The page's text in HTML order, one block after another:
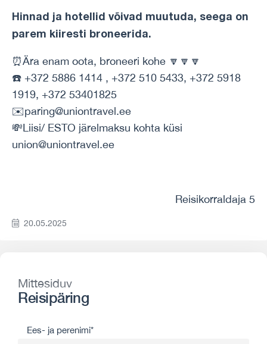
Hinnad ja hotellid võivad muutuda, seega on
parem kiiresti broneerida.
⏰Ära enam oota, broneeri kohe 🔽🔽🔽
☎️ +372 5886 1414 , +372 510 5433, +372 5918
1919, +372 53401825
✉️paring@uniontravel.ee
💸Liisi/ ESTO järelmaksu kohta küsi
union@uniontravel.ee
Reisikorraldaja 5
20.05.2025
Mittesiduv
Reisipäring
Ees- ja perenimi*